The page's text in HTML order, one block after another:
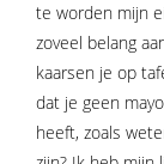
te worden mijn
zoveel belang
kaarsen je op
dat je geen
heeft, zoals